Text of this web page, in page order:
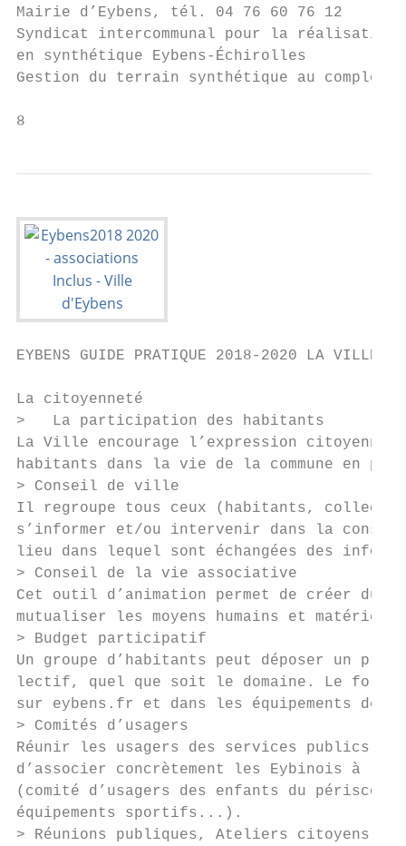
Mairie d’Eybens, tél. 04 76 60 76 12
Syndicat intercommunal pour la
en synthétique Eybens-Échirolles
Gestion du terrain synthétique au
8
EYBENS GUIDE PRATIQUE 2018-2020 LA VILLE
La citoyenneté
>   La participation des habitants
La Ville encourage l’expression citoyenne
habitants dans la vie de la commune en
> Conseil de ville
Il regroupe tous ceux (habitants,
s’informer et/ou intervenir dans la
lieu dans lequel sont échangées des
> Conseil de la vie associative
Cet outil d’animation permet de créer du
mutualiser les moyens humains et matériels.
> Budget participatif
Un groupe d’habitants peut déposer un
lectif, quel que soit le domaine. Le
sur eybens.fr et dans les équipements de la
> Comités d’usagers
Réunir les usagers des services publics
d’associer concrètement les Eybinois à
(comité d’usagers des enfants du
équipements sportifs...).
> Réunions publiques, Ateliers citoyens